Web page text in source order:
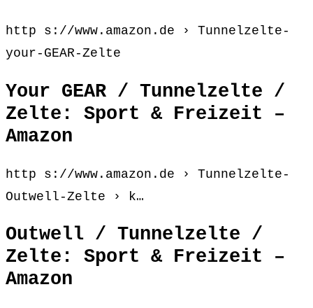
http s://www.amazon.de › Tunnelzelte-
your-GEAR-Zelte
Your GEAR / Tunnelzelte /
Zelte: Sport & Freizeit –
Amazon
http s://www.amazon.de › Tunnelzelte-
Outwell-Zelte › k…
Outwell / Tunnelzelte /
Zelte: Sport & Freizeit –
Amazon